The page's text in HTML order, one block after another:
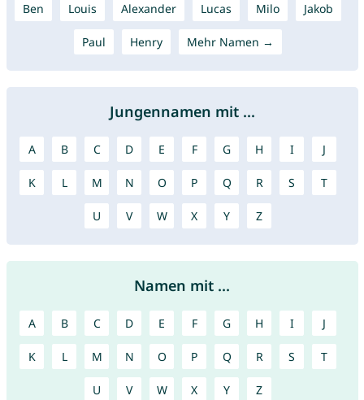
Ben Louis Alexander Lucas Milo Jakob
Paul Henry Mehr Namen →
Jungennamen mit ...
A B C D E F G H I J
K L M N O P Q R S T
U V W X Y Z
Namen mit ...
A B C D E F G H I J
K L M N O P Q R S T
U V W X Y Z